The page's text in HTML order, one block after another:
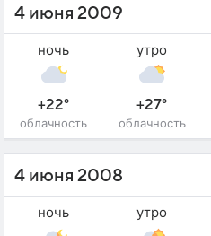
4 июня 2009
ночь
+22°
облачность
утро
+27°
облачность
4 июня 2008
ночь утро